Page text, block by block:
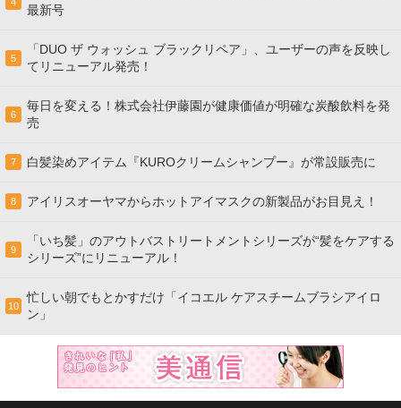
最新号
5
「DUO ザ ウォッシュ ブラックリペア」、ユーザーの声を反映し
てリニューアル発売！
6
毎日を変える！株式会社伊藤園が健康価値が明確な炭酸飲料を発
売
7 白髪染めアイテム『KUROクリームシャンプー』が常設販売に
8 アイリスオーヤマからホットアイマスクの新製品がお目見え！
9
「いち髪」のアウトバストリートメントシリーズが“髪をケアする
シリーズ”にリニューアル！
10
忙しい朝でもとかすだけ「イコエル ケアスチームブラシアイロ
ン」